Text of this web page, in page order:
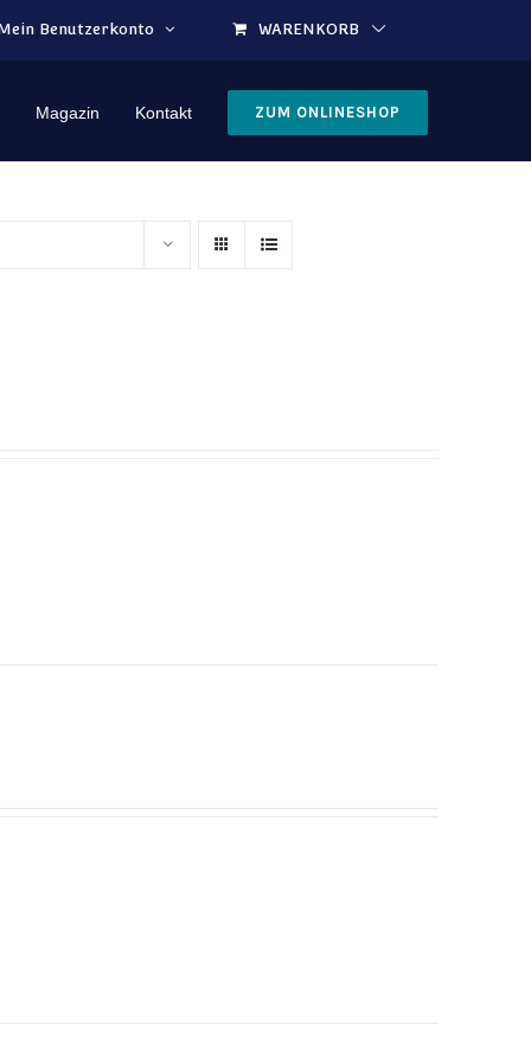
Benutzerkonto
WARENKORB
Magazin Kontakt ZUM ONLINESHOP
mehrere Varianten auf. Die Optionen können auf der
mehrere Varianten auf. Die Optionen können auf der